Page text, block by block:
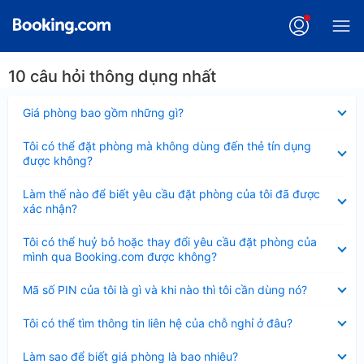
10 câu hỏi thông dụng nhất
Giá phòng bao gồm những gì?
thu
Tôi có thể đặt phòng mà không dùng đến thẻ tín dụng
được không?
thu
gọn
Làm thế nào để biết yêu cầu đặt phòng của tôi đã được
xác nhận?
thu
gọn
Tôi có thể huỷ bỏ hoặc thay đổi yêu cầu đặt phòng của
mình qua Booking.com được không?
thu
gọn
Mã số PIN của tôi là gì và khi nào thì tôi cần dùng nó?
thu
Tôi có thể tìm thông tin liên hệ của chỗ nghỉ ở đâu?
thu
Làm sao để biết giá phòng là bao nhiêu?
thu